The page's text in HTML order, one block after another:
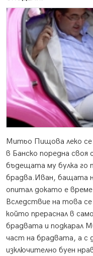
Митьо Пищова леко
в Банско поредна
бъдещата му булка го
брадва.Иван, бащата
опитал докато е
Вследствие на това
който прераснал в
брадвата и подкарал
част на брадвата, а с
изключително буен